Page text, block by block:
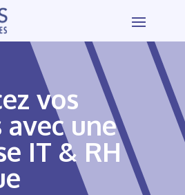
vos
une
IT & RH